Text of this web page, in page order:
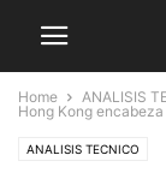
Home ANALISIS
Hong Kong
ANALISIS TECNICO